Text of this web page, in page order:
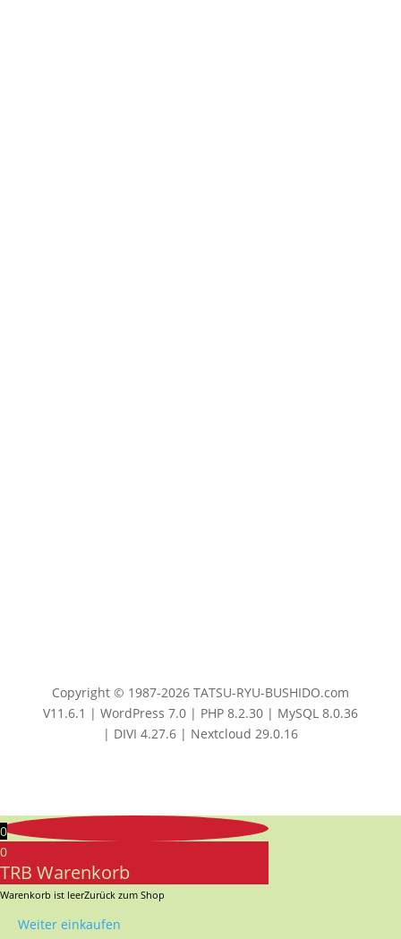
Copyright © 1987-2026 TATSU-RYU-BUSHIDO.com
V11.6.1 | WordPress 7.0 | PHP 8.2.30 | MySQL 8.0.36
| DIVI 4.27.6 | Nextcloud 29.0.16
0
0
TRB Warenkorb
Warenkorb ist leerZurück zum Shop
Weiter einkaufen